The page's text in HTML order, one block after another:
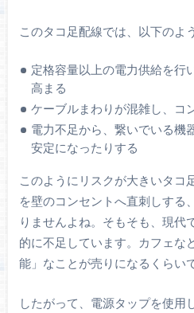
このタコ足配線では、以下のよ
定格容量以上の電力供給を行
高まる
ケーブルまわりが混雑し、コ
電力不足から、繋いでいる機
安定になったりする
このようにリスクが大きいタコ
を壁のコンセントへ直刺しする
りませんよね。そもそも、現代
的に不足しています。カフェな
能」なことが売りになるくらい
したがって、電源タップを使用